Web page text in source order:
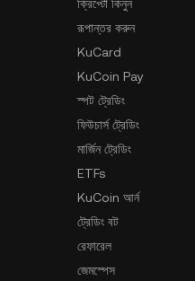
ক্রিপ্টো কিনুন
রূপান্তর করুন
KuCard
KuCoin Pay
স্পট ট্রেডিং
ফিউচার্স ট্রেডিং
মার্জিন ট্রেডিং
ETFs
KuCoin আর্ন
ট্রেডিং বট
রেফারেল
জেমস্পেস